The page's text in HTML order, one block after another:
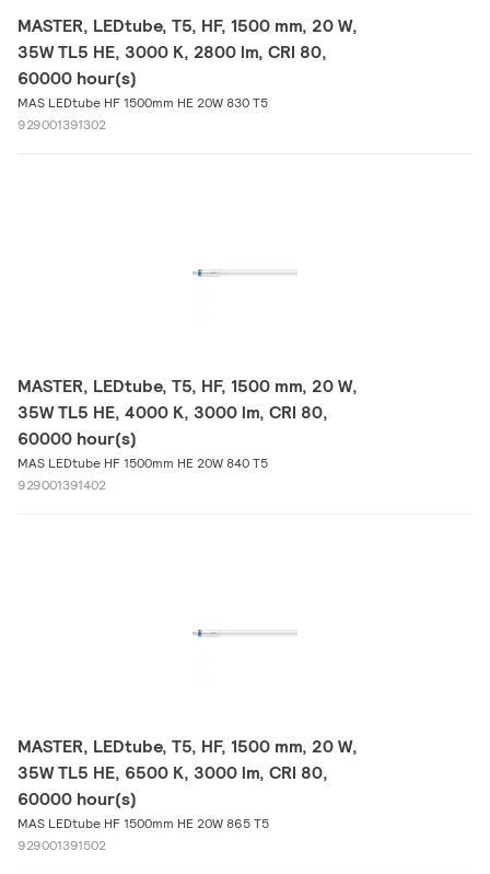
MASTER, LEDtube, T5, HF, 1500 mm, 20 W,
35W TL5 HE, 3000 K, 2800 lm, CRI 80,
60000 hour(s)
MAS LEDtube HF 1500mm HE 20W 830 T5
929001391302
MASTER, LEDtube, T5, HF, 1500 mm, 20 W,
35W TL5 HE, 4000 K, 3000 lm, CRI 80,
60000 hour(s)
MAS LEDtube HF 1500mm HE 20W 840 T5
929001391402
MASTER, LEDtube, T5, HF, 1500 mm, 20 W,
35W TL5 HE, 6500 K, 3000 lm, CRI 80,
60000 hour(s)
MAS LEDtube HF 1500mm HE 20W 865 T5
929001391502